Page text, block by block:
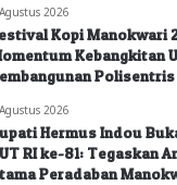
2026
Kopi Manokwari
Kebangkitan
Polisentris
2026
Hermus Indou
RI ke-81: Tegaskan
Peradaban